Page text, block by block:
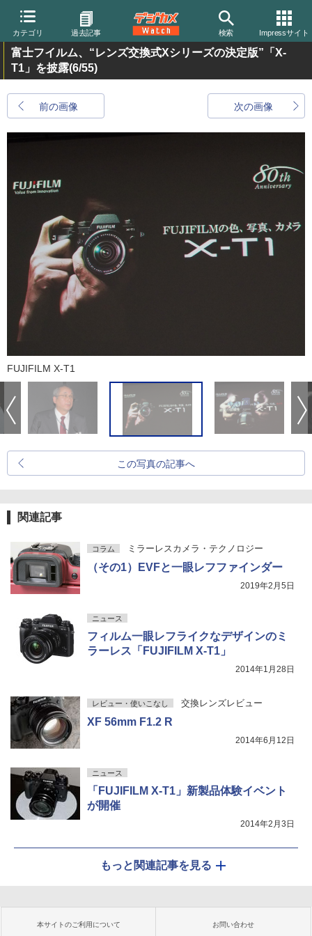
カテゴリ 過去記事 検索 Impressサイト
富士フイルム、“レンズ交換式Xシリーズの決定版”「X-
T1」を披露(6/55)
前の画像 次の画像
FUJIFILM X-T1
この写真の記事へ
関連記事
コラム ミラーレスカメラ・テクノロジー
（その1）EVFと一眼レフファインダー
2019年2月5日
ニュース
フィルム一眼レフライクなデザインのミ
ラーレス「FUJIFILM X-T1」
2014年1月28日
レビュー・使いこなし 交換レンズレビュー
XF 56mm F1.2 R
2014年6月12日
ニュース
「FUJIFILM X-T1」新製品体験イベント
が開催
2014年2月3日
もっと関連記事を見る
本サイトのご利用について お問い合わせ